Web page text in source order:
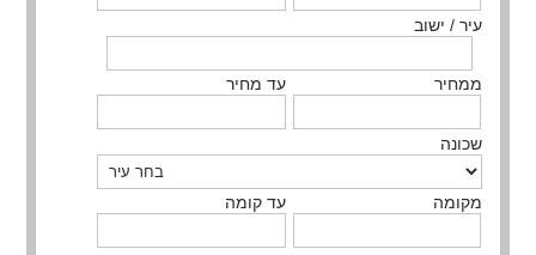
עיר / ישוב
ממחיר עד מחיר
שכונה
מקומה עד קומה